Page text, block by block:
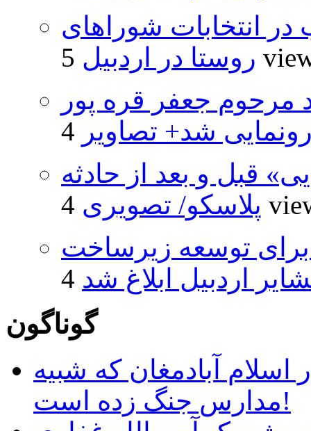
۵۰۰۰ داوطلب در انتخابات شوراهای
روستا در اردبیل 5
مرحوم جعفر قره پور
شد+ تصاویر
قبل و بعد از حادثه
پلاسکو/ تصویری 4
ریال برای توسعه زیرساخت
اردبیل ابلاغ شد
گوناگون
آبادمغان که شبیه
مدارس جنگ زده است!